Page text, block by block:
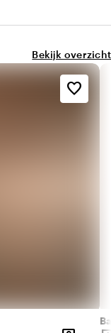
Bekijk overzicht
favorite_border